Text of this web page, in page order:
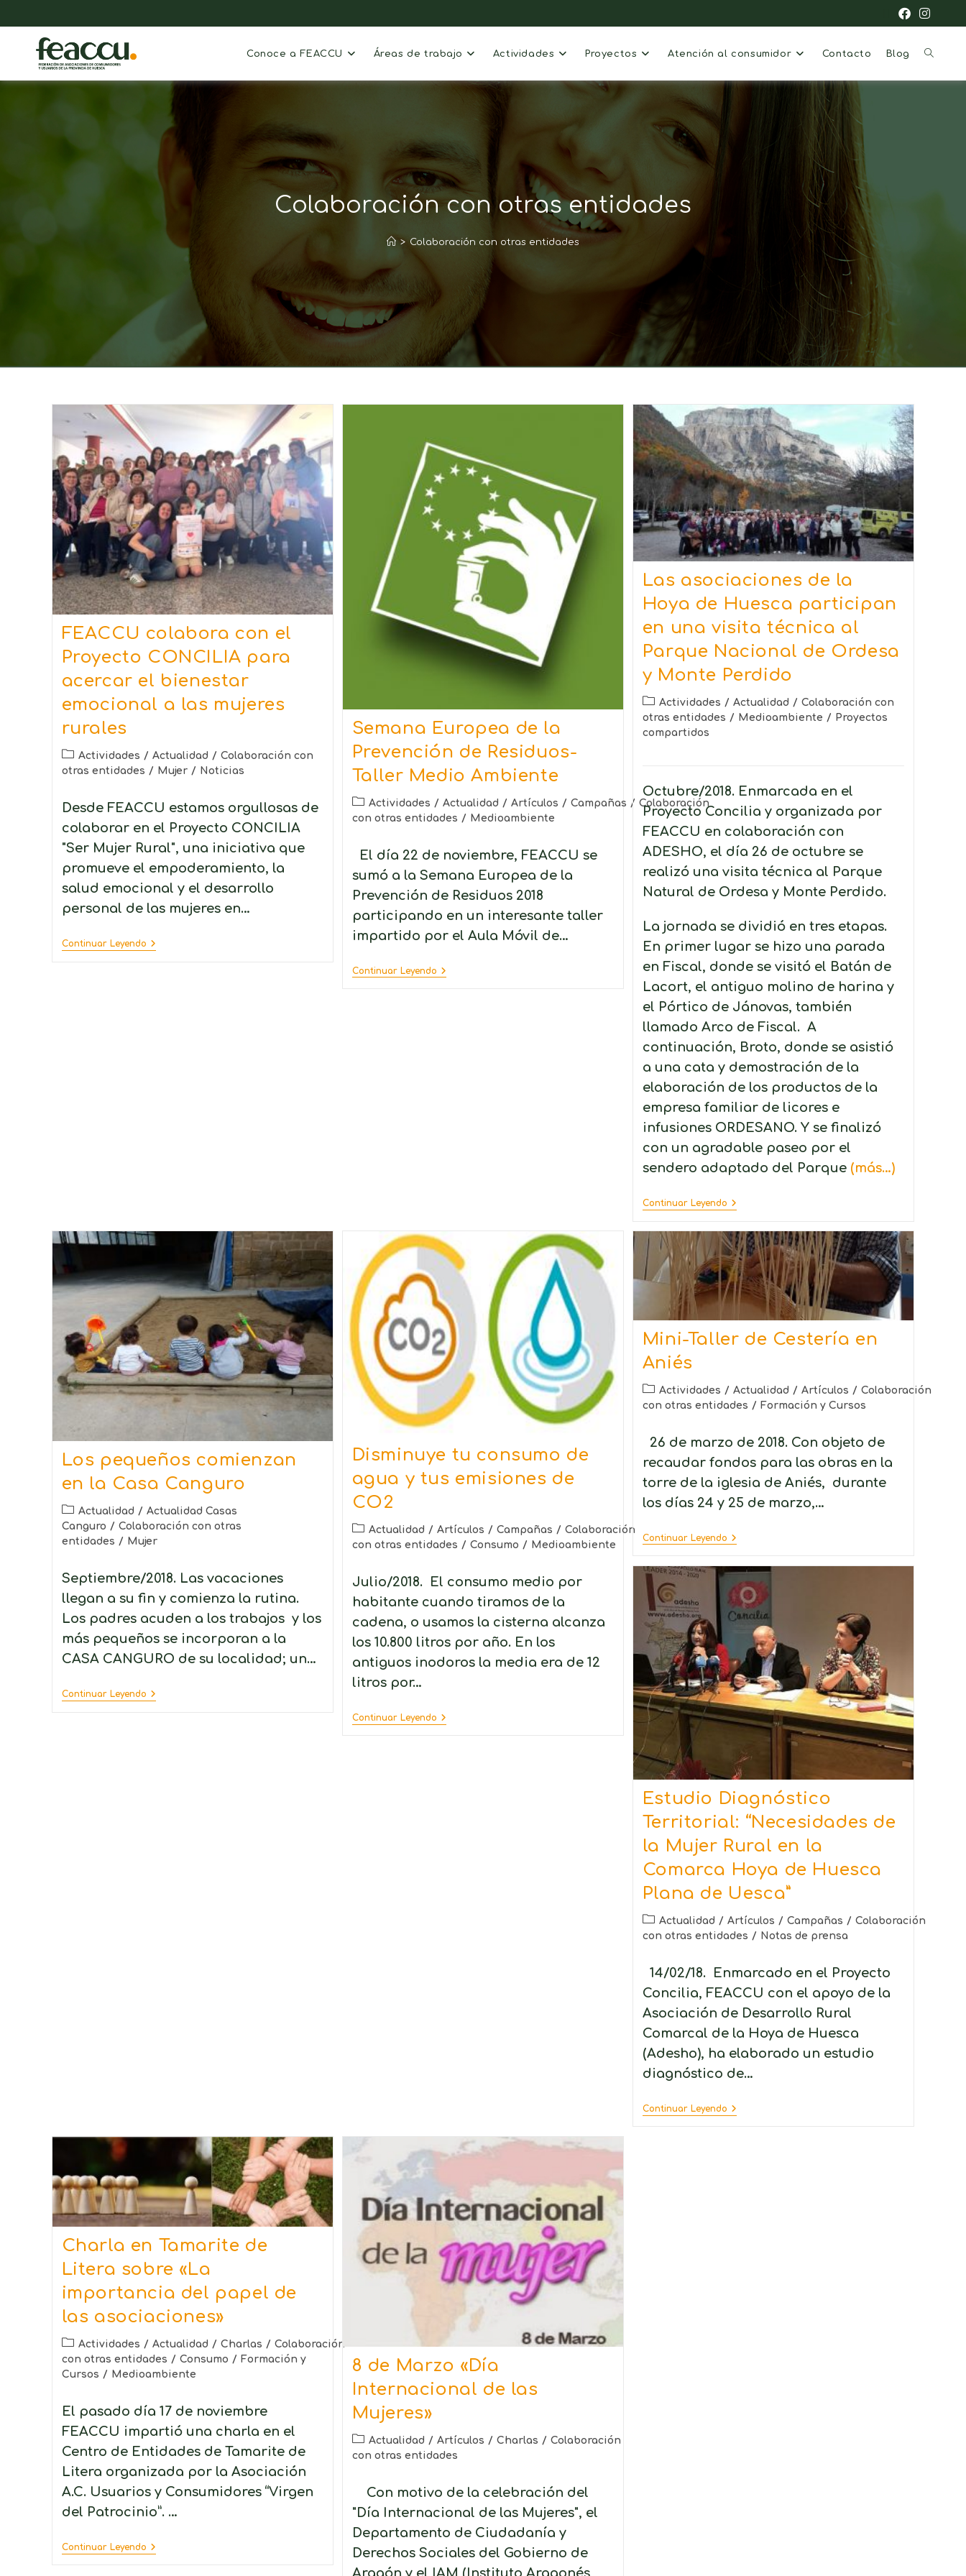
Conoce a FEACCU Áreas de trabajo Actividades Proyectos Atención al consumidor Contacto Blog
Colaboración con otras entidades
> Colaboración con otras entidades
FEACCU colabora con el
Proyecto CONCILIA para
acercar el bienestar
emocional a las mujeres
rurales
Actividades / Actualidad / Colaboración con
otras entidades / Mujer / Noticias
Desde FEACCU estamos orgullosas de
colaborar en el Proyecto CONCILIA
"Ser Mujer Rural", una iniciativa que
promueve el empoderamiento, la
salud emocional y el desarrollo
personal de las mujeres en…
Continuar Leyendo
Semana Europea de la
Prevención de Residuos-
Taller Medio Ambiente
Actividades / Actualidad / Artículos / Campañas / Colaboración
con otras entidades / Medioambiente
El día 22 de noviembre, FEACCU se
sumó a la Semana Europea de la
Prevención de Residuos 2018
participando en un interesante taller
impartido por el Aula Móvil de…
Continuar Leyendo
Las asociaciones de la
Hoya de Huesca participan
en una visita técnica al
Parque Nacional de Ordesa
y Monte Perdido
Actividades / Actualidad / Colaboración con
otras entidades / Medioambiente / Proyectos
compartidos
Octubre/2018. Enmarcada en el
Proyecto Concilia y organizada por
FEACCU en colaboración con
ADESHO, el día 26 de octubre se
realizó una visita técnica al Parque
Natural de Ordesa y Monte Perdido.
La jornada se dividió en tres etapas.
En primer lugar se hizo una parada
en Fiscal, donde se visitó el Batán de
Lacort, el antiguo molino de harina y
el Pórtico de Jánovas, también
llamado Arco de Fiscal. A
continuación, Broto, donde se asistió
a una cata y demostración de la
elaboración de los productos de la
empresa familiar de licores e
infusiones ORDESANO. Y se finalizó
con un agradable paseo por el
sendero adaptado del Parque (más…)
Continuar Leyendo
Los pequeños comienzan
en la Casa Canguro
Actualidad / Actualidad Casas
Canguro / Colaboración con otras
entidades / Mujer
Septiembre/2018. Las vacaciones
llegan a su fin y comienza la rutina.
Los padres acuden a los trabajos y los
más pequeños se incorporan a la
CASA CANGURO de su localidad; un…
Continuar Leyendo
Disminuye tu consumo de
agua y tus emisiones de
CO2
Actualidad / Artículos / Campañas / Colaboración
con otras entidades / Consumo / Medioambiente
Julio/2018. El consumo medio por
habitante cuando tiramos de la
cadena, o usamos la cisterna alcanza
los 10.800 litros por año. En los
antiguos inodoros la media era de 12
litros por…
Continuar Leyendo
Mini-Taller de Cestería en
Aniés
Actividades / Actualidad / Artículos / Colaboración
con otras entidades / Formación y Cursos
26 de marzo de 2018. Con objeto de
recaudar fondos para las obras en la
torre de la iglesia de Aniés, durante
los días 24 y 25 de marzo,…
Continuar Leyendo
Estudio Diagnóstico
Territorial: “Necesidades de
la Mujer Rural en la
Comarca Hoya de Huesca
Plana de Uesca”
Actualidad / Artículos / Campañas / Colaboración
con otras entidades / Notas de prensa
14/02/18. Enmarcado en el Proyecto
Concilia, FEACCU con el apoyo de la
Asociación de Desarrollo Rural
Comarcal de la Hoya de Huesca
(Adesho), ha elaborado un estudio
diagnóstico de…
Continuar Leyendo
Charla en Tamarite de
Litera sobre «La
importancia del papel de
las asociaciones»
Actividades / Actualidad / Charlas / Colaboración
con otras entidades / Consumo / Formación y
Cursos / Medioambiente
El pasado día 17 de noviembre
FEACCU impartió una charla en el
Centro de Entidades de Tamarite de
Litera organizada por la Asociación
A.C. Usuarios y Consumidores “Virgen
del Patrocinio”. …
Continuar Leyendo
8 de Marzo «Día
Internacional de las
Mujeres»
Actualidad / Artículos / Charlas / Colaboración
con otras entidades
Con motivo de la celebración del
"Día Internacional de las Mujeres", el
Departamento de Ciudadanía y
Derechos Sociales del Gobierno de